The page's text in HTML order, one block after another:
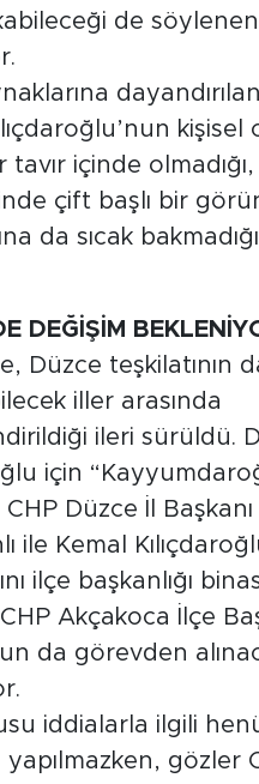
de
kişisel
tavır içinde
çift başlı bir
da sıcak
DEĞİŞİM
Düzce teşkilatının
iller arasında
ileri sürüldü.
için
Düzce İl
ile Kemal
ilçe başkanlığı
Akçakoca İlçe
da görevden
iddialarla ilgili
yapılmazken, gözler